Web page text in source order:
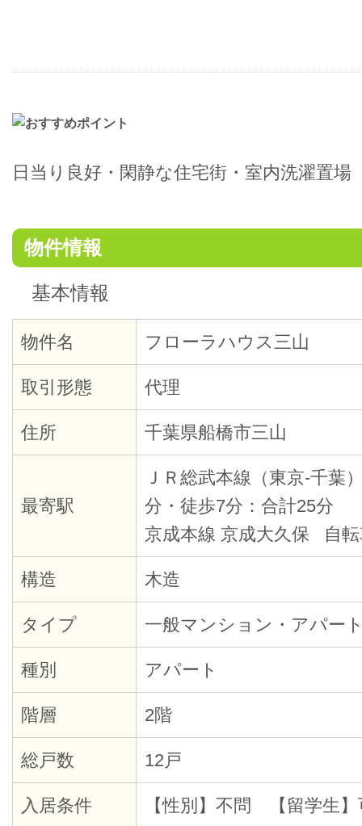
日当り良好・閑静な住宅街・室内洗濯置場
物件情報
基本情報
物件名 フローラハウス三山
取引形態 代理
住所 千葉県船橋市三山
最寄駅
ＪＲ総武本線（東京-千葉
分・徒歩7分：合計25分
京成本線 京成大久保 自
構造 木造
タイプ 一般マンション・アパー
種別 アパート
階層 2階
総戸数 12戸
入居条件 【性別】不問 【留学生】